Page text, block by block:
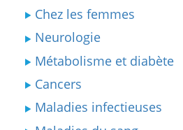
Chez les femmes
Neurologie
Métabolisme et diabète
Cancers
Maladies infectieuses